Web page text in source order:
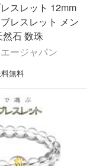
スレット 12mm
レスレット メン
然石 数珠
ージャパン
無料